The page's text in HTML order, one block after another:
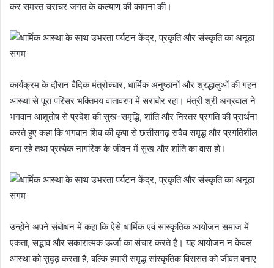
कर समस्त चराचर जगत के कल्याण की कामना की।
कार्यक्रम के दौरान वैदिक मंत्रोच्चार, धार्मिक अनुष्ठानों और श्रद्धालुओं की गहन
आस्था से पूरा परिसर भक्तिमय वातावरण में सराबोर रहा। मंत्री श्री अग्रवाल ने
भगवान आशुतोष से प्रदेश की सुख-समृद्धि, शांति और निरंतर प्रगति की प्रार्थना
करते हुए कहा कि भगवान शिव की कृपा से छत्तीसगढ़ सदैव समृद्ध और प्रगतिशील
बना रहे तथा प्रत्येक नागरिक के जीवन में सुख और शांति का वास हो।
उन्होंने अपने संबोधन में कहा कि ऐसे धार्मिक एवं सांस्कृतिक आयोजन समाज में
एकता, सद्भाव और सकारात्मक ऊर्जा का संचार करते हैं। यह आयोजन न केवल
आस्था को सुदृढ़ करता है, बल्कि हमारी समृद्ध सांस्कृतिक विरासत को जीवंत बनाए